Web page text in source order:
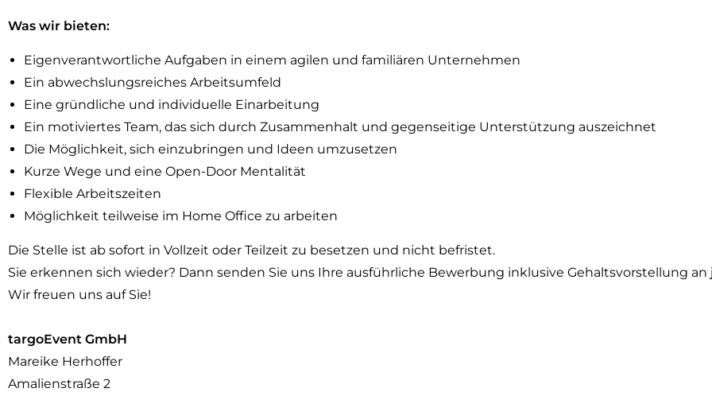
Was wir bieten:
Eigenverantwortliche Aufgaben in einem agilen und familiären Unternehmen
Ein abwechslungsreiches Arbeitsumfeld
Eine gründliche und individuelle Einarbeitung
Ein motiviertes Team, das sich durch Zusammenhalt und gegenseitige Unterstützung auszeichnet
Die Möglichkeit, sich einzubringen und Ideen umzusetzen
Kurze Wege und eine Open-Door Mentalität
Flexible Arbeitszeiten
Möglichkeit teilweise im Home Office zu arbeiten
Die Stelle ist ab sofort in Vollzeit oder Teilzeit zu besetzen und nicht befristet.
Sie erkennen sich wieder? Dann senden Sie uns Ihre ausführliche Bewerbung inklusive Gehaltsvorstellung an
Wir freuen uns auf Sie!
targoEvent GmbH
Mareike Herhoffer
Amalienstraße 2